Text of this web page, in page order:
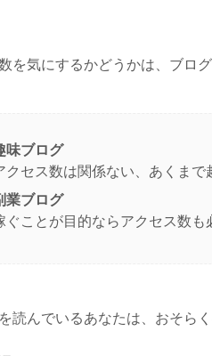
を気にするかどうかは、ブロ
味ブログ
クセス数は関係ない、あくまで
業ブログ
ぐことが目的ならアクセス数も
読んでいるあなたは、おそら